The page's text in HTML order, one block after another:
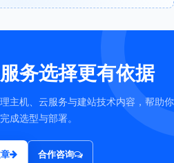
务选择更有依据
主机、云服务与建站技术内容，帮助你
成选型与部署。
合作咨询